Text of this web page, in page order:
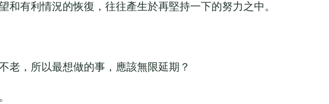
有利情況的恢復，往往產生於再堅持一下的努力之中。
，所以最想做的事，應該無限延期？